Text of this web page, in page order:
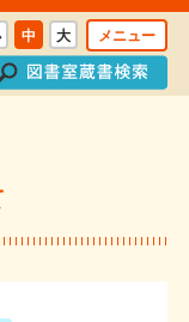
中 大 メニュー